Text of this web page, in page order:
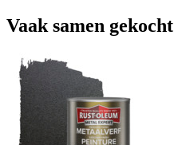
Vaak samen gekocht